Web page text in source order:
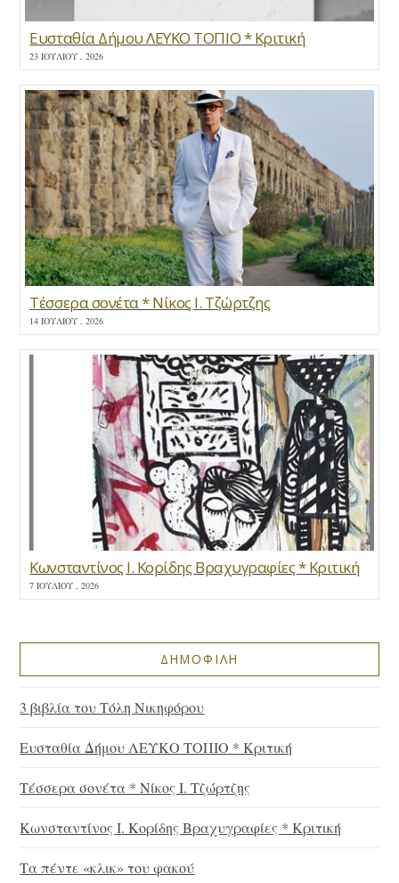
Ευσταθία Δήμου ΛΕΥΚΟ ΤΟΠΙΟ * Κριτική
23 ΙΟΥΛΊΟΥ , 2026
Τέσσερα σονέτα * Νίκος Ι. Τζώρτζης
14 ΙΟΥΛΊΟΥ , 2026
Κωνσταντίνος Ι. Κορίδης Βραχυγραφίες * Κριτική
7 ΙΟΥΛΊΟΥ , 2026
ΔΗΜΟΦΙΛΗ
3 βιβλία του Τόλη Νικηφόρου
Ευσταθία Δήμου ΛΕΥΚΟ ΤΟΠΙΟ * Κριτική
Τέσσερα σονέτα * Νίκος Ι. Τζώρτζης
Κωνσταντίνος Ι. Κορίδης Βραχυγραφίες * Κριτική
Τα πέντε «κλικ» του φακού